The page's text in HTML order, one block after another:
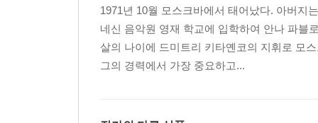
1971년 10월 모스크바에서 태어났다. 아버지
네신 음악원 영재 학교에 입학하여 안나 파블
살의 나이에 드미트리 키타옌코의 지휘로 모
그의 경력에서 가장 중요하고...